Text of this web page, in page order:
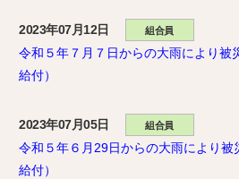
2023年07月12日 組合員
令和５年７月７日からの大雨により被
給付）
2023年07月05日 組合員
令和５年６月29日からの大雨により被
給付）